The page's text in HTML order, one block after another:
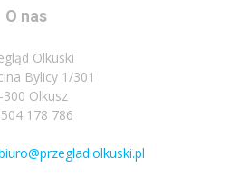
O nas
Olkuski
Bylicy 1/301
300 Olkusz
178 786